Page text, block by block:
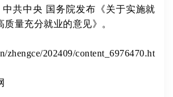
中共中央 国务院发布《关于实施就
量充分就业的意见》。
zhengce/202409/content_6976470.ht